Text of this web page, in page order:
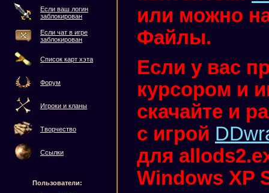
Если ваш логин
заблокирован
Если чат в игре
заблокирован
Список карт хэта
Форум
Игроки и кланы
Творчество
Ссылки
Пользователи:
или можно
Файлы.
Если у вас
курсором и
скачайте и
с игрой
для
Windows XP